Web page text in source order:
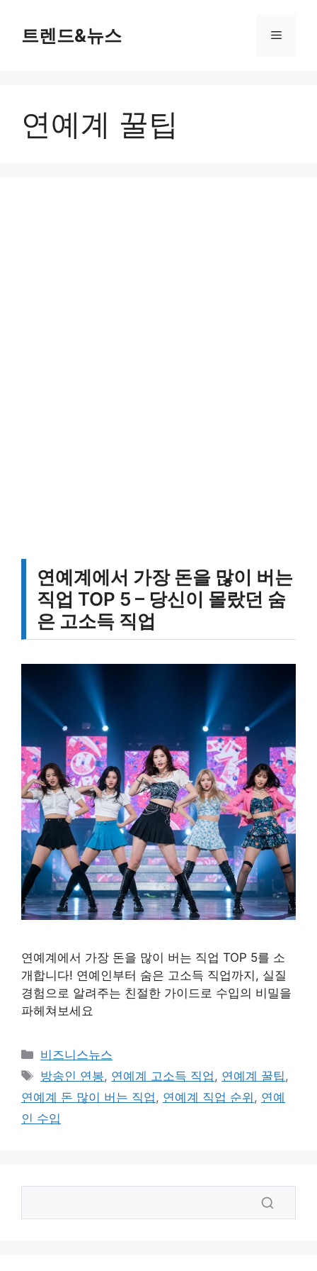
트렌드&뉴스 메
연예계 꿀팁
연예계에서 가장 돈을 많이 버는
직업 TOP 5 – 당신이 몰랐던 숨
은 고소득 직업
연예계에서 가장 돈을 많이 버는 직업 TOP 5를 소
개합니다! 연예인부터 숨은 고소득 직업까지, 실질
경험으로 알려주는 친절한 가이드로 수입의 비밀을
파헤쳐보세요
카
테
리
비즈니스뉴스
태
그
방송인 연봉, 연예계 고소득 직업, 연예계 꿀팁,
연예계 돈 많이 버는 직업, 연예계 직업 순위 , 연예
인 수입